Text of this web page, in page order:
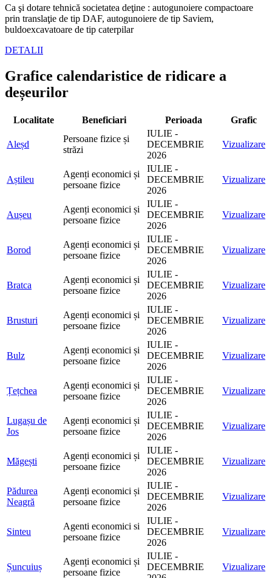
Ca şi dotare tehnică societatea deţine : autogunoiere compactoare
prin translaţie de tip DAF, autogunoiere de tip Saviem,
buldoexcavatoare de tip caterpilar
DETALII
Grafice calendaristice de ridicare a
deșeurilor
Localitate Beneficiari Perioada Grafic
Aleșd
Persoane fizice și
străzi
IULIE -
DECEMBRIE
2026
Vizualizare
Aștileu
Agenți economici și
persoane fizice
IULIE -
DECEMBRIE
2026
Vizualizare
Aușeu
Agenți economici și
persoane fizice
IULIE -
DECEMBRIE
2026
Vizualizare
Borod
Agenți economici și
persoane fizice
IULIE -
DECEMBRIE
2026
Vizualizare
Bratca
Agenți economici și
persoane fizice
IULIE -
DECEMBRIE
2026
Vizualizare
Brusturi
Agenți economici și
persoane fizice
IULIE -
DECEMBRIE
2026
Vizualizare
Bulz
Agenți economici și
persoane fizice
IULIE -
DECEMBRIE
2026
Vizualizare
Țețchea
Agenți economici și
persoane fizice
IULIE -
DECEMBRIE
2026
Vizualizare
Lugașu de
Jos
Agenți economici și
persoane fizice
IULIE -
DECEMBRIE
2026
Vizualizare
Măgești
Agenți economici și
persoane fizice
IULIE -
DECEMBRIE
2026
Vizualizare
Pădurea
Neagră
Agenți economici și
persoane fizice
IULIE -
DECEMBRIE
2026
Vizualizare
Sinteu
Agenti economici si
persoane fizice
IULIE -
DECEMBRIE
2026
Vizualizare
Șuncuiuș
Agenți economici și
persoane fizice
IULIE -
DECEMBRIE
Vizualizare